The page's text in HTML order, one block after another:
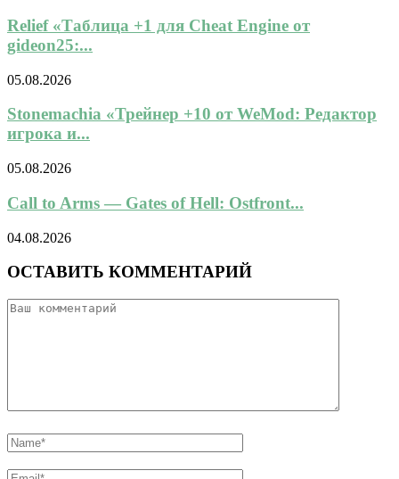
Relief «Таблица +1 для Cheat Engine от
gideon25:...
05.08.2026
Stonemachia «Трейнер +10 от WeMod: Редактор
игрока и...
05.08.2026
Call to Arms — Gates of Hell: Ostfront...
04.08.2026
ОСТАВИТЬ КОММЕНТАРИЙ